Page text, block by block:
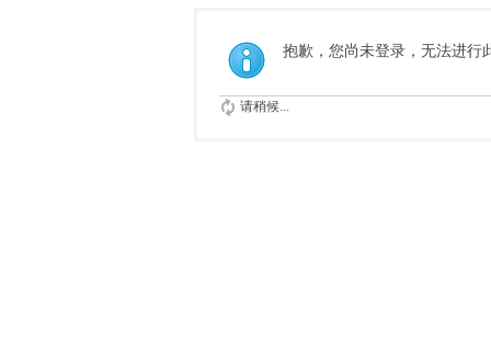
抱歉，您尚未登录，无法进行
请稍候...